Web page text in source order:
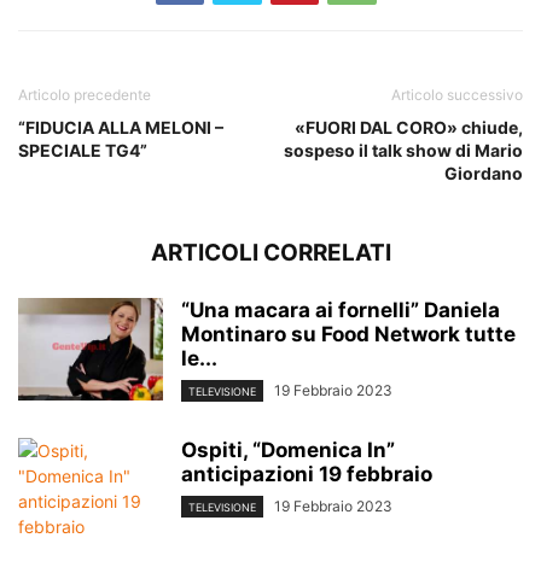
Articolo precedente
“FIDUCIA ALLA MELONI –
SPECIALE TG4”
Articolo successivo
«FUORI DAL CORO» chiude,
sospeso il talk show di Mario
Giordano
ARTICOLI CORRELATI
“Una macara ai fornelli” Daniela
Montinaro su Food Network tutte
le...
TELEVISIONE 19 Febbraio 2023
Ospiti, “Domenica In”
anticipazioni 19 febbraio
TELEVISIONE 19 Febbraio 2023